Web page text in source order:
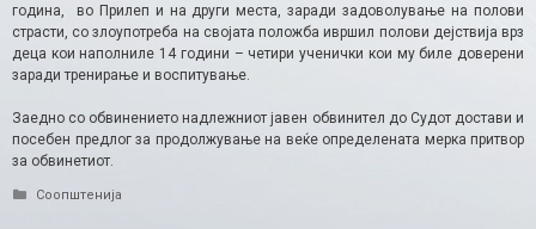
година, во Прилеп и на други места, заради задоволување на полови
страсти, со злоупотреба на својата положба ивршил полови дејствија врз
деца кои наполниле 14 години – четири ученички кои му биле доверени
заради тренирање и воспитување.
Заедно со обвинението надлежниот јавен обвинител до Судот достави и
посебен предлог за продолжување на веќе определената мерка притвор
за обвинетиот.​
Categories
Соопштенија